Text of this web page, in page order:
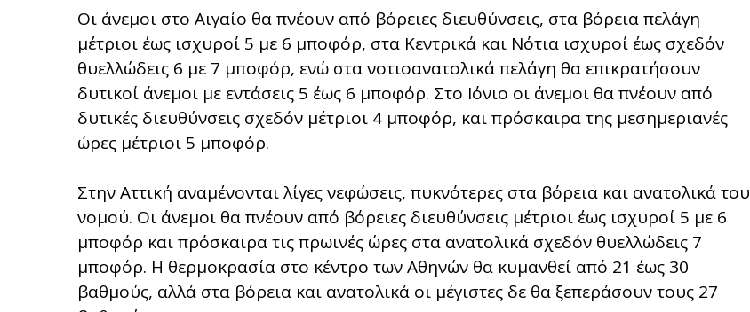
Οι άνεμοι στο Αιγαίο θα πνέουν από βόρειες διευθύνσεις, στα βόρεια πελάγη
μέτριοι έως ισχυροί 5 με 6 μποφόρ, στα Κεντρικά και Νότια ισχυροί έως σχεδόν
θυελλώδεις 6 με 7 μποφόρ, ενώ στα νοτιοανατολικά πελάγη θα επικρατήσουν
δυτικοί άνεμοι με εντάσεις 5 έως 6 μποφόρ. Στο Ιόνιο οι άνεμοι θα πνέουν από
δυτικές διευθύνσεις σχεδόν μέτριοι 4 μποφόρ, και πρόσκαιρα της μεσημεριανές
ώρες μέτριοι 5 μποφόρ.
Στην Αττική αναμένονται λίγες νεφώσεις, πυκνότερες στα βόρεια και ανατολικά του
νομού. Οι άνεμοι θα πνέουν από βόρειες διευθύνσεις μέτριοι έως ισχυροί 5 με 6
μποφόρ και πρόσκαιρα τις πρωινές ώρες στα ανατολικά σχεδόν θυελλώδεις 7
μποφόρ. Η θερμοκρασία στο κέντρο των Αθηνών θα κυμανθεί από 21 έως 30
βαθμούς, αλλά στα βόρεια και ανατολικά οι μέγιστες δε θα ξεπεράσουν τους 27